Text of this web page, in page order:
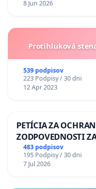
8 Jun 2026
Protihluková
539 podpisov
223 Podpisy / 30 dni
12 Apr 2023
PETÍCIA ZA
ZODPOVEDNOSTI
A ZLYHANIE ŠTÁTU
483 podpisov
195 Podpisy / 30 dni
7 Jul 2026